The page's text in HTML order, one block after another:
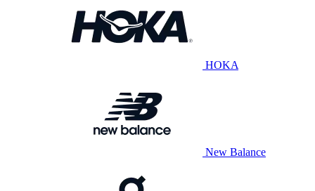
HOKA
New Balance